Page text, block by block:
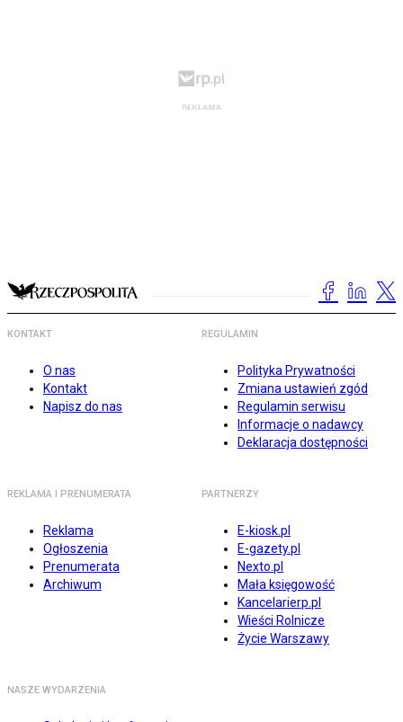
KONTAKT
O nas
Kontakt
Napisz do nas
REGULAMIN
Polityka Prywatności
Zmiana ustawień zgód
Regulamin serwisu
Informacje o nadawcy
Deklaracja dostępności
REKLAMA I PRENUMERATA
Reklama
Ogłoszenia
Prenumerata
Archiwum
PARTNERZY
E-kiosk.pl
E-gazety.pl
Nexto.pl
Mała księgowość
Kancelarierp.pl
Wieści Rolnicze
Życie Warszawy
NASZE WYDARZENIA